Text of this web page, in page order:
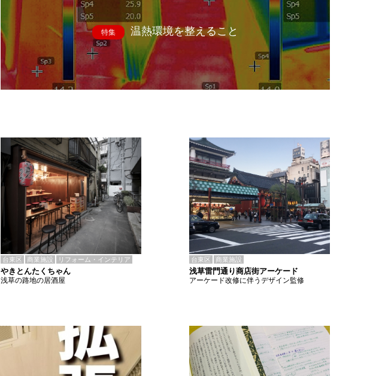
特集 温熱環境を整えること
台東区 商業施設 リフォーム・インテリア
やきとんたくちゃん
浅草の路地の居酒屋
台東区 商業施設
浅草雷門通り商店街アーケード
アーケード改修に伴うデザイン監修